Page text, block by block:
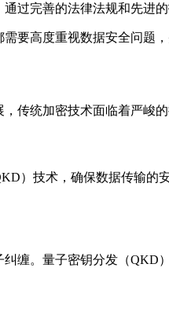
过完善的法律法规和先进
要高度重视数据安全问题
传统加密技术面临着严峻
）技术，确保数据传输
缠。量子密钥分发（